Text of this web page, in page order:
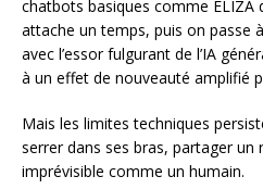
chatbots basiques comme ELIZA
attache un temps, puis on passe
avec l’essor fulgurant de l’IA
à un effet de nouveauté amplifié
Mais les limites techniques
serrer dans ses bras, partager un
imprévisible comme un humain.